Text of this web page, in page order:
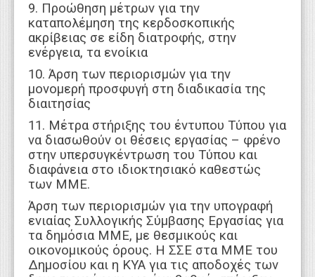
9. Προώθηση μέτρων για την
καταπολέμηση της κερδοσκοπικής
ακρίβειας σε είδη διατροφής, στην
ενέργεια, τα ενοίκια
10. Άρση των περιορισμών για την
μονομερή προσφυγή στη διαδικασία της
διαιτησίας
11. Μέτρα στήριξης του έντυπου Τύπου για
να διασωθούν οι θέσεις εργασίας – φρένο
στην υπερσυγκέντρωση του Τύπου και
διαφάνεια στο ιδιοκτησιακό καθεστώς
των ΜΜΕ.
Άρση των περιορισμών για την υπογραφή
ενιαίας Συλλογικής Σύμβασης Εργασίας για
τα δημόσια ΜΜΕ, με θεσμικούς και
οικονομικούς όρους. Η ΣΣΕ στα ΜΜΕ του
Δημοσίου και η ΚΥΑ για τις αποδοχές των